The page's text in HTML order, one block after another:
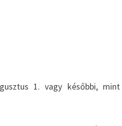
1. vagy későbbi, mint